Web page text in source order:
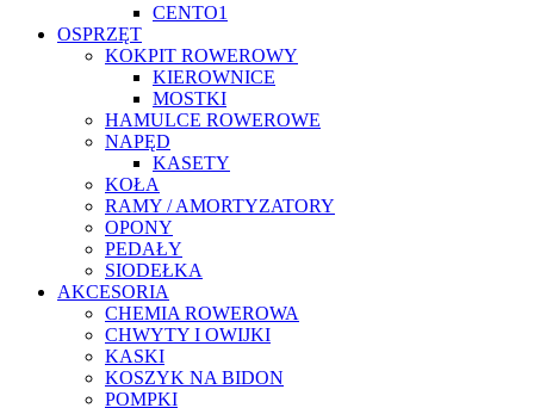
CENTO1
OSPRZĘT
KOKPIT ROWEROWY
KIEROWNICE
MOSTKI
HAMULCE ROWEROWE
NAPĘD
KASETY
KOŁA
RAMY / AMORTYZATORY
OPONY
PEDAŁY
SIODEŁKA
AKCESORIA
CHEMIA ROWEROWA
CHWYTY I OWIJKI
KASKI
KOSZYK NA BIDON
POMPKI